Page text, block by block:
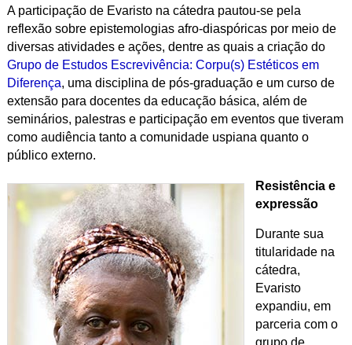
A participação de Evaristo na cátedra pautou-se pela
reflexão sobreepistemologias afro-diaspóricas por meio de
diversas atividades e ações, dentre as quais a criação do
Grupo de Estudos Escrevivência: Corpu(s) Estéticos em
Diferença, uma disciplina de pós-graduação e um curso de
extensão para docentes da educação básica, além de
seminários, palestras e participação em eventos que tiveram
como audiência tanto a comunidade uspiana quanto o
público externo.
Resistência e
expressão
Durante sua
titularidade na
cátedra,
Evaristo
expandiu, em
parceria com o